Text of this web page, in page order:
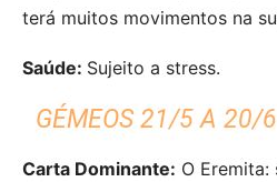
terá muitos movimentos na
Saúde: Sujeito a stress.
GÉMEOS 21/5 A 20/6
Carta Dominante: O Eremita: